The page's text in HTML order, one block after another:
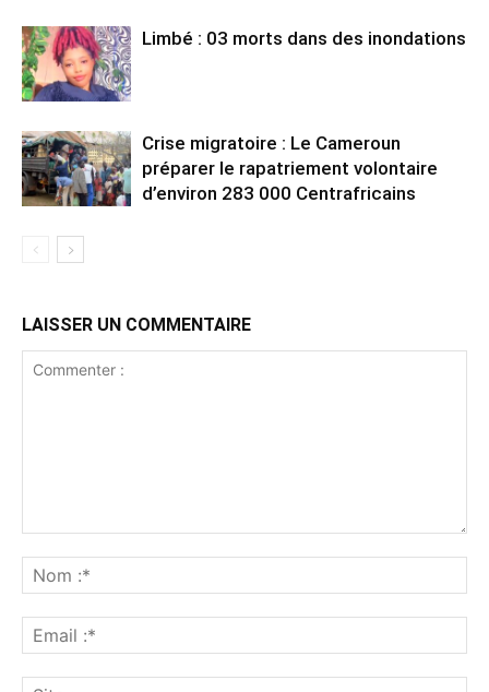
Limbé : 03 morts dans des inondations
Crise migratoire : Le Cameroun
préparer le rapatriement volontaire
d’environ 283 000 Centrafricains
LAISSER UN COMMENTAIRE